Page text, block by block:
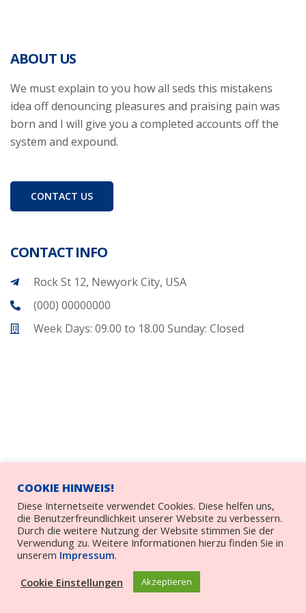
ABOUT US
We must explain to you how all seds this mistakens
idea off denouncing pleasures and praising pain was
born and I will give you a completed accounts off the
system and expound.
CONTACT US
CONTACT INFO
Rock St 12, Newyork City, USA
(000) 00000000
Week Days: 09.00 to 18.00 Sunday: Closed
COOKIE HINWEIS!
Diese Internetseite verwendet Cookies. Diese helfen uns,
die Benutzerfreundlichkeit unserer Website zu verbessern.
Durch die weitere Nutzung der Website stimmen Sie der
Verwendung zu. Weitere Informationen hierzu finden Sie in
unserem Impressum.
Cookie Einstellungen
Akzeptieren